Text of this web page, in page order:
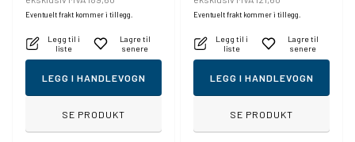
Eventuelt frakt kommer i tillegg.
Legg til i
liste
Lagre til
senere
LEGG I HANDLEVOGN
SE PRODUKT
Eventuelt frakt kommer i tillegg.
Legg til i
liste
Lagre til
senere
LEGG I HANDLEVOGN
SE PRODUKT